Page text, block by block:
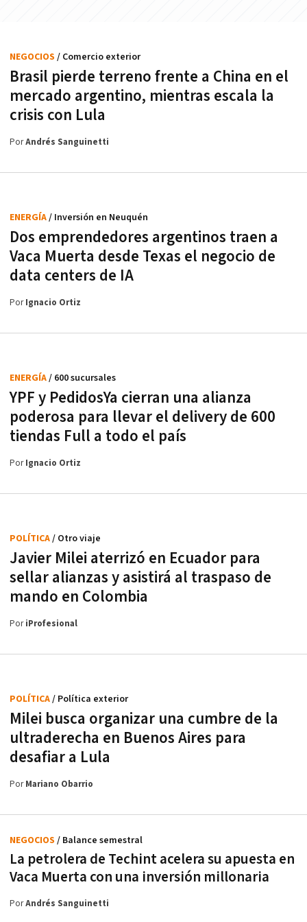
Brasil pierde terreno frente a China en el
mercado argentino, mientras escala la
crisis con Lula
NEGOCIOS / Comercio exterior
PorAndrés Sanguinetti
Dos emprendedores argentinos traen a
Vaca Muerta desde Texas el negocio de
data centers de IA
ENERGÍA/ Inversión en Neuquén
PorIgnacio Ortiz
YPF y PedidosYa cierran una alianza
poderosa para llevar el delivery de 600
tiendas Full a todo el país
ENERGÍA/ 600 sucursales
PorIgnacio Ortiz
Javier Milei aterrizó en Ecuador para
sellar alianzas y asistirá al traspaso de
mando en Colombia
POLÍTICA/ Otro viaje
PoriProfesional
Milei busca organizar una cumbre de la
ultraderecha en Buenos Aires para
desafiar a Lula
POLÍTICA/ Política exterior
PorMariano Obarrio
La petrolera de Techint acelera su apuesta en
Vaca Muerta con una inversión millonaria
NEGOCIOS / Balance semestral
PorAndrés Sanguinetti